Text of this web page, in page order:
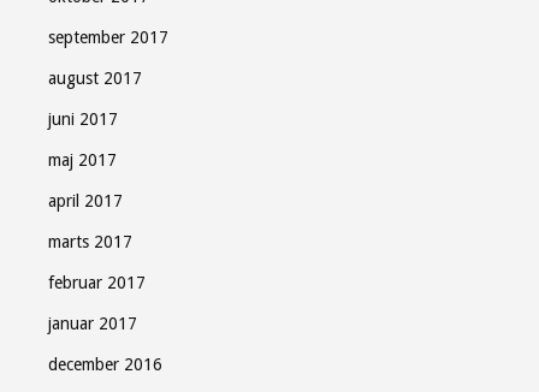
september 2017
august 2017
juni 2017
maj 2017
april 2017
marts 2017
februar 2017
januar 2017
december 2016